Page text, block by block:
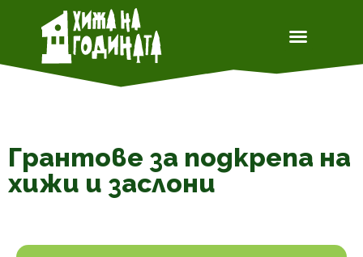
Грантове за подкрепа на
хижи и заслони